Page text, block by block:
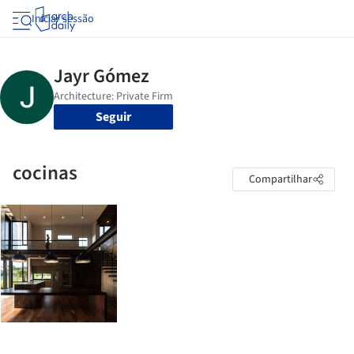
Iniciar sessão
Seguir
cocinas Compartilhar